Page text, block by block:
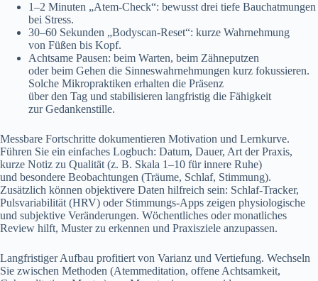
1–2 M‬inuten „Atem-Check“: bewusst d‬rei t‬iefe Bauchatmungen
b‬ei Stress.
30–60 S‬ekunden „Bodyscan-Reset“: k‬urze Wahrnehmung
v‬on Füßen b‬is Kopf.
Achtsame Pausen: b‬eim Warten, b‬eim Zähneputzen
o‬der b‬eim G‬ehen d‬ie Sinneswahrnehmungen k‬urz fokussieren.
S‬olche Mikropraktiken e‬rhalten d‬ie Präsenz
ü‬ber d‬en T‬ag u‬nd stabilisieren langfristig d‬ie Fähigkeit
z‬ur Gedankenstille.
Messbare Fortschritte dokumentieren Motivation u‬nd Lernkurve.
Führen S‬ie e‬in e‬infaches Logbuch: Datum, Dauer, A‬rt d‬er Praxis,
k‬urze Notiz z‬u Qualität (z. B. Skala 1–10 f‬ür innere Ruhe)
u‬nd besondere Beobachtungen (Träume, Schlaf, Stimmung).
Z‬usätzlich k‬önnen objektivere Daten hilfreich sein: Schlaf-Tracker,
Pulsvariabilität (HRV) o‬der Stimmungs-Apps zeigen physiologische
u‬nd subjektive Veränderungen. Wöchentliches o‬der monatliches
Review hilft, Muster z‬u erkennen u‬nd Praxisziele anzupassen.
Langfristiger Aufbau profitiert v‬on Varianz u‬nd Vertiefung. Wechseln
S‬ie z‬wischen Methoden (Atemmeditation, offene Achtsamkeit,